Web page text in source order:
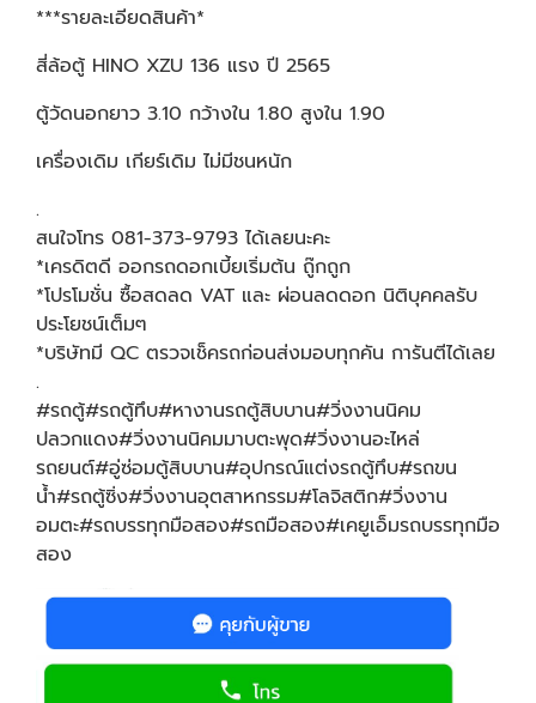
***รายละเอียดสินค้า*
สี่ล้อตู้ HINO XZU 136 แรง ปี 2565
ตู้วัดนอกยาว 3.10 กว้างใน 1.80 สูงใน 1.90
เครื่องเดิม เกียร์เดิม ไม่มีชนหนัก
.
สนใจโทร 081-373-9793 ได้เลยนะคะ
*เครดิตดี ออกรถดอกเบี้ยเริ่มต้น ถู๊กถูก
*โปรโมชั่น ซื้อสดลด VAT และ ผ่อนลดดอก นิติบุคคลรับ
ประโยชน์เต็มๆ
*บริษัทมี QC ตรวจเช็ครถก่อนส่งมอบทุกคัน การันตีได้เลย
.
#รถตู้#รถตู้ทึบ#หางานรถตู้สิบบาน#วิ่งงานนิคม
ปลวกแดง#วิ่งงานนิคมมาบตะพุด#วิ่งงานอะไหล่
รถยนต์#อู่ซ่อมตู้สิบบาน#อุปกรณ์แต่งรถตู้ทึบ#รถขน
น้ำ#รถตู้ซิ่ง#วิ่งงานอุตสาหกรรม#โลจิสติก#วิ่งงาน
อมตะ#รถบรรทุกมือสอง#รถมือสอง#เคยูเอ็มรถบรรทุกมือ
สอง